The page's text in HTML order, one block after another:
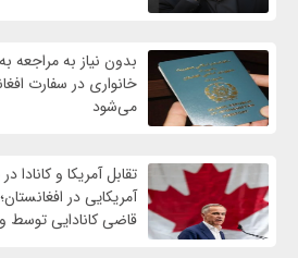
بدون نیاز به مراجعه
خانواری در سفارت
می‌شود
تقابل آمریکا و کانادا
آمریکایی در
قاضی کانادایی توسط